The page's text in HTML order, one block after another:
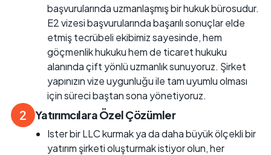
başvurularında uzmanlaşmış bir hukuk bürosudur.
E2 vizesi başvurularında başarılı sonuçlar elde
etmiş tecrübeli ekibimiz sayesinde, hem
göçmenlik hukuku hem de ticaret hukuku
alanında çift yönlü uzmanlık sunuyoruz. Şirket
yapınızın vize uygunluğu ile tam uyumlu olması
için süreci baştan sona yönetiyoruz.
2 Yatırımcılara Özel Çözümler
Ister bir LLC kurmak ya da daha büyük ölçekli bir
yatırım şirketi oluşturmak istiyor olun, her